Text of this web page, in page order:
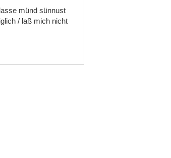
lasse münd sünnust
/ laß mich nicht